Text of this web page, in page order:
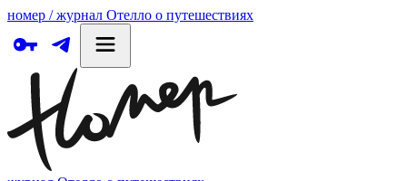
номер / журнал Отелло о путешествиях